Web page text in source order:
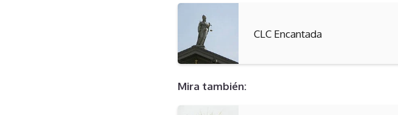
CLC Encantada
Mira también: